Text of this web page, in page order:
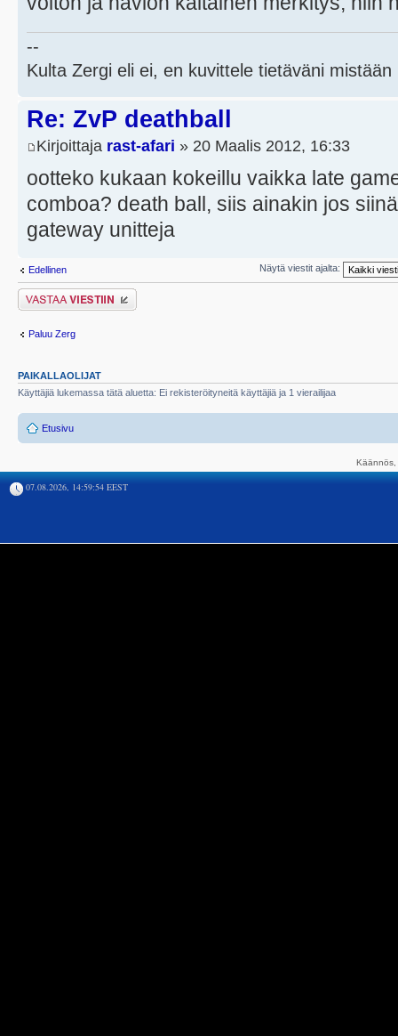
--
Kulta Zergi eli ei, en kuvittele tietäväni mistään
Re: ZvP deathball
Kirjoittaja rast-afari » 20 Maalis 2012, 16:33
ootteko kukaan kokeillu vaikka late
comboa? death ball, siis ainakin jos
gateway unitteja
Edellinen Näytä viestit ajalta:
Lähetä vastaus
Paluu Zerg
PAIKALLAOLIJAT
Käyttäjiä lukemassa tätä aluetta: Ei rekisteröityneitä käyttäjiä ja 1 vierailijaa
Etusivu
07.08.2026, 14:59:54 EEST